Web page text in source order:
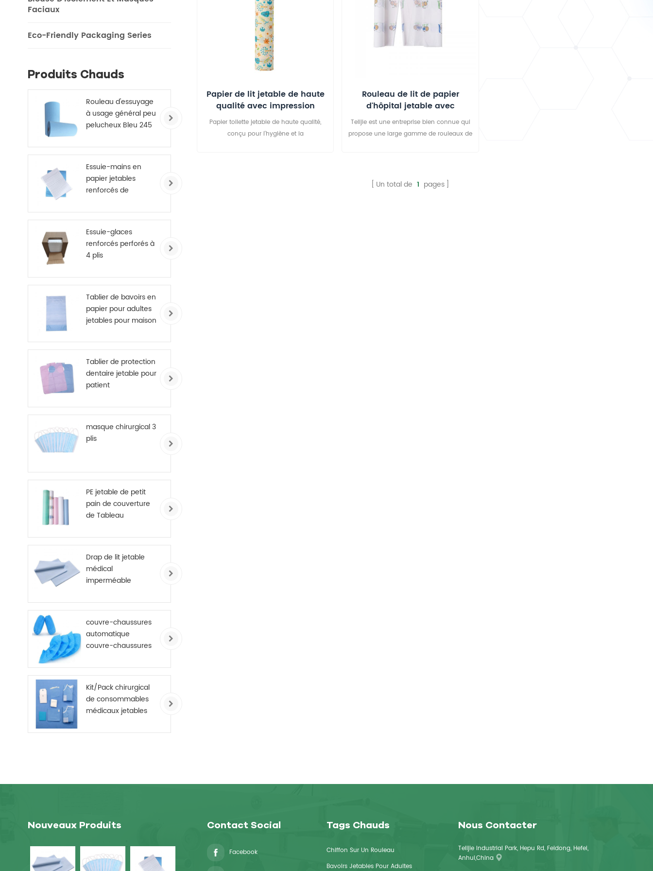
un détachement facile, est léger, respirant
et confortable pour les patients, et est idéal
pour les cliniques, les salles d'échographie
et les tables d'examen générales.
Papier de lit jetable de haute
qualité avec impression
personnalisée
Papier toilette jetable de haute qualité,
conçu pour l'hygiène et la
Rouleau de lit de papier
d'hôpital jetable avec
impression
Telijie est une entreprise bien connue qui
propose une large gamme de rouleaux de
impressions attrayantes, largement utilisés
Un total de 1 pages
Faciaux
Eco-Friendly Packaging Series
Produits Chauds
Rouleau d'essuyage
à usage général peu
pelucheux Bleu 245
Essuie-mains en
papier jetables
renforcés de
plis
Essuie-glaces
renforcés perforés à
4 plis
Tablier de bavoirs en
papier pour adultes
jetables pour maison
Tablier de protection
dentaire jetable pour
patient
masque chirurgical 3
plis
PE jetable de petit
pain de couverture
de Tableau
de lit d'hôpital
Drap de lit jetable
médical
imperméable
couvre-chaussures
automatique
couvre-chaussures
jetable non tissé
Kit/Pack chirurgical
de consommables
médicaux jetables
Nous Contacter
Telijie Industrial Park, Hepu Rd, Feidong, Hefei,
Anhui,China
Nouveaux Produits Contact Social
Facebook
Tags Chauds
Chiffon Sur Un Rouleau
Bavoirs Jetables Pour Adultes